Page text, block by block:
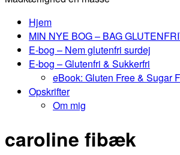
Hjem
MIN NYE BOG – BAG
E-bog – Nem glutenfri surdej
E-bog – Glutenfri & Sukkerfri
eBook: Gluten Free & Sugar
Opskrifter
Om mig
caroline fibæk